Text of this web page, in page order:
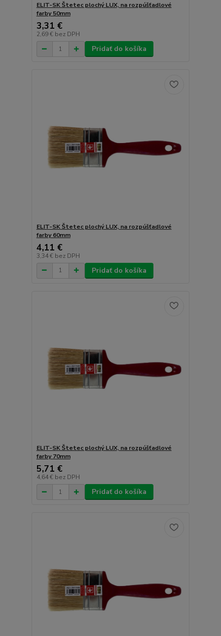
ELIT-SK Štetec plochý LUX, na rozpúšťadlové
farby 50mm
3,31 €
2,69 € bez DPH
Pridať do košíka
ELIT-SK Štetec plochý LUX, na rozpúšťadlové
farby 60mm
4,11 €
3,34 € bez DPH
Pridať do košíka
ELIT-SK Štetec plochý LUX, na rozpúšťadlové
farby 70mm
5,71 €
4,64 € bez DPH
Pridať do košíka